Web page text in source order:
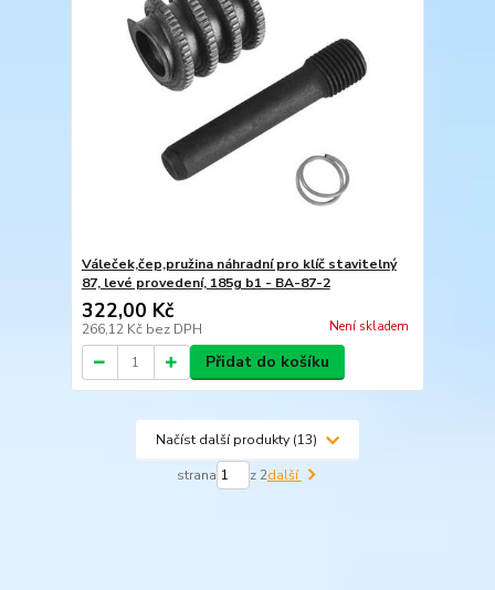
Váleček,čep,pružina náhradní pro klíč stavitelný
87, levé provedení, 185g b1 - BA-87-2
322,00 Kč
266,12 Kč bez DPH Není skladem
Přidat do košíku
Načíst další produkty (13)
strana z 2další